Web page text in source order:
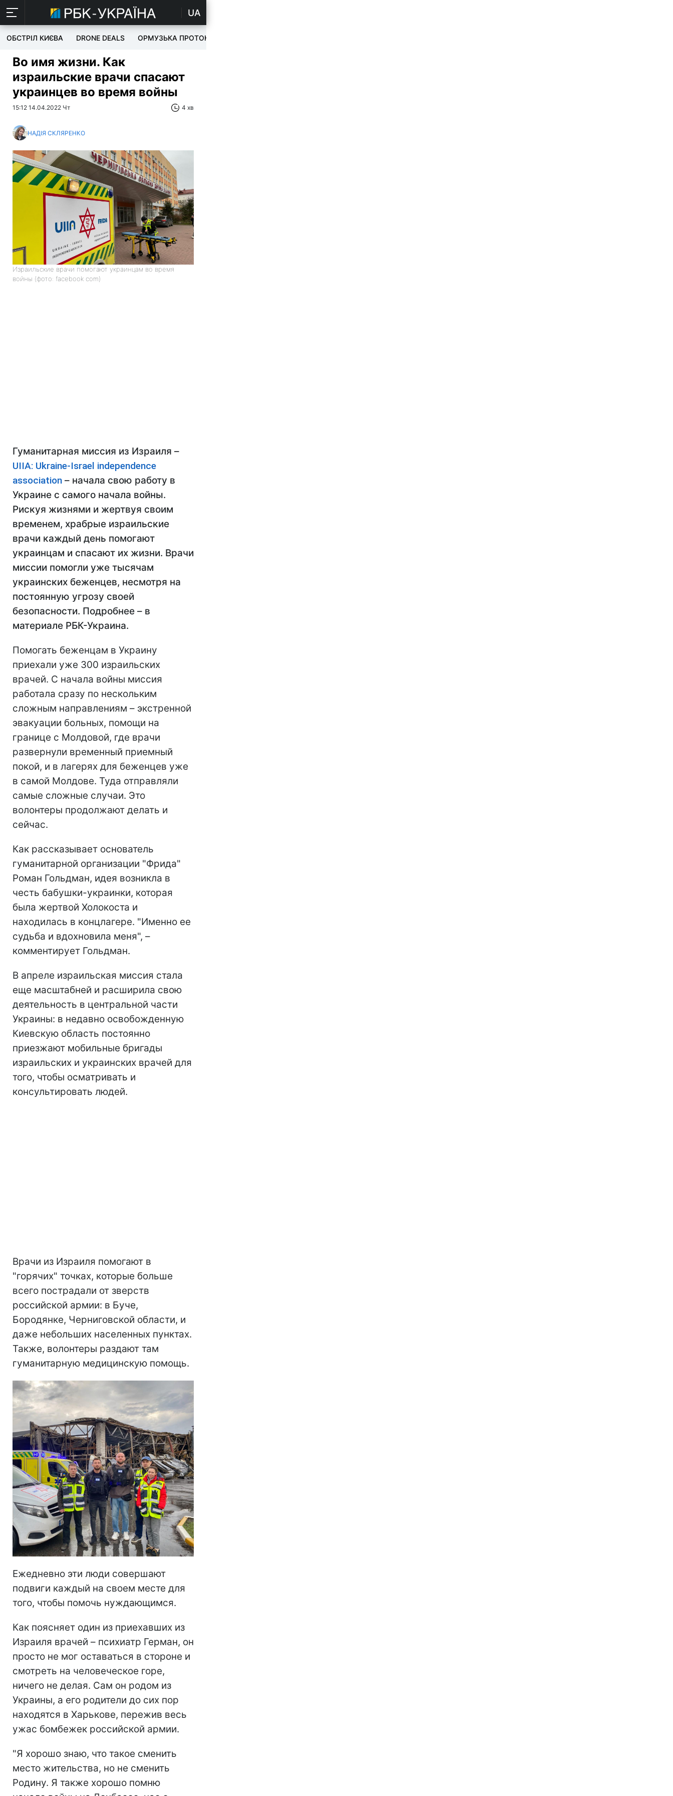
UA
ОБСТРІЛ КИЄВА DRONE DEALS ОРМУЗЬКА ПРОТОКА
Во имя жизни. Как
израильские врачи спасают
украинцев во время войны
15:12 14.04.2022 Чт 4 хв
НАДІЯ СКЛЯРЕНКО
Израильские врачи помогают украинцам во время
войны (фото: facebook com)
Гуманитарная миссия из Израиля –
UIIA: Ukraine-Israel independence
association – начала свою работу в
Украине с самого начала войны.
Рискуя жизнями и жертвуя своим
временем, храбрые израильские
врачи каждый день помогают
украинцам и спасают их жизни. Врачи
миссии помогли уже тысячам
украинских беженцев, несмотря на
постоянную угрозу своей
безопасности. Подробнее – в
материале РБК-Украина.
Помогать беженцам в Украину
приехали уже 300 израильских
врачей. С начала войны миссия
работала сразу по нескольким
сложным направлениям – экстренной
эвакуации больных, помощи на
границе с Молдовой, где врачи
развернули временный приемный
покой, и в лагерях для беженцев уже
в самой Молдове. Туда отправляли
самые сложные случаи. Это
волонтеры продолжают делать и
сейчас.
Как рассказывает основатель
гуманитарной организации "Фрида"
Роман Гольдман, идея возникла в
честь бабушки-украинки, которая
была жертвой Холокоста и
находилась в концлагере. "Именно ее
судьба и вдохновила меня", –
комментирует Гольдман.
В апреле израильская миссия стала
еще масштабней и расширила свою
деятельность в центральной части
Украины: в недавно освобожденную
Киевскую область постоянно
приезжают мобильные бригады
израильских и украинских врачей для
того, чтобы осматривать и
консультировать людей.
Врачи из Израиля помогают в
"горячих" точках, которые больше
всего пострадали от зверств
российской армии: в Буче,
Бородянке, Черниговской области, и
даже небольших населенных пунктах.
Также, волонтеры раздают там
гуманитарную медицинскую помощь.
Ежедневно эти люди совершают
подвиги каждый на своем месте для
того, чтобы помочь нуждающимся.
Как поясняет один из приехавших из
Израиля врачей – психиатр Герман, он
просто не мог оставаться в стороне и
смотреть на человеческое горе,
ничего не делая. Сам он родом из
Украины, а его родители до сих пор
находятся в Харькове, пережив весь
ужас бомбежек российской армии.
"Я хорошо знаю, что такое сменить
место жительства, но не сменить
Родину. Я также хорошо помню